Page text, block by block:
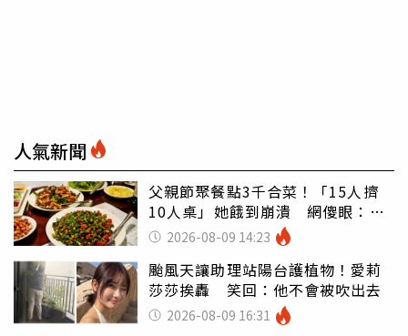
人氣新聞
父親節聚餐點3千合菜！「15人擠
10人桌」她餓到崩潰 網傻眼：讓
店家看笑話
2026-08-09 14:23
颱風天讓助理站陽台護植物！愛莉
莎莎挨轟 笑回：他不會被吹出去
2026-08-09 16:31